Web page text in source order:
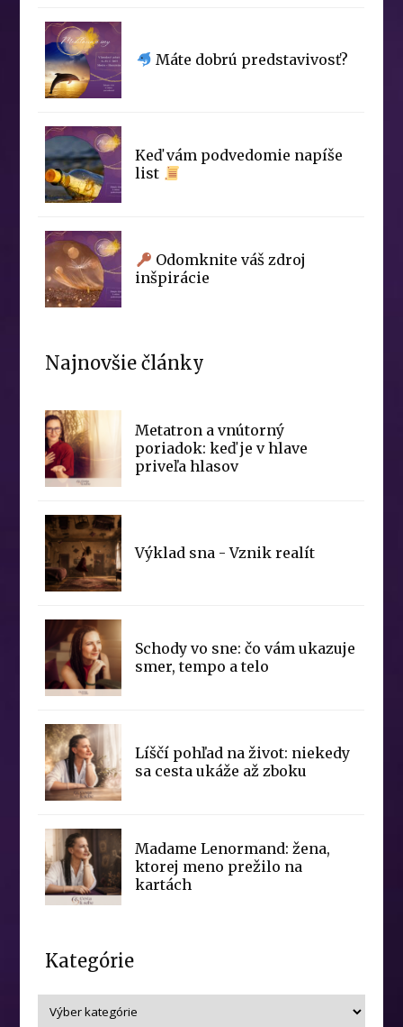
Máte dobrú predstavivosť?
Keď vám podvedomie napíše
list
Odomknite váš zdroj
inšpirácie
Najnovšie články
Metatron a vnútorný
poriadok: keď je v hlave
priveľa hlasov
Výklad sna - Vznik realít
Schody vo sne: čo vám ukazuje
smer, tempo a telo
Líščí pohľad na život: niekedy
sa cesta ukáže až zboku
Madame Lenormand: žena,
ktorej meno prežilo na
kartách
Kategórie